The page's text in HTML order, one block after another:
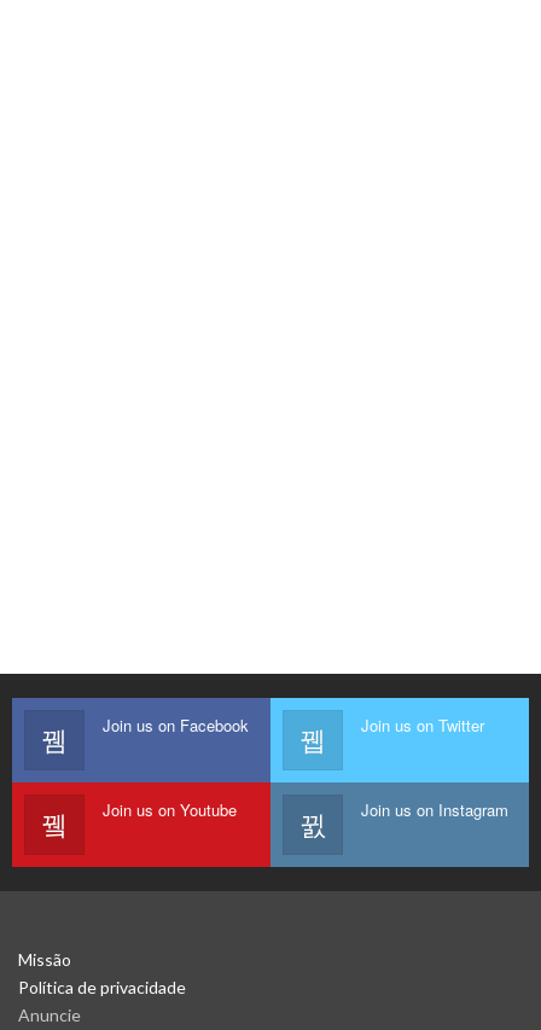
Join us on Facebook Join us on Twitter
Join us on Youtube Join us on Instagram
Missão
Política de privacidade
Anuncie